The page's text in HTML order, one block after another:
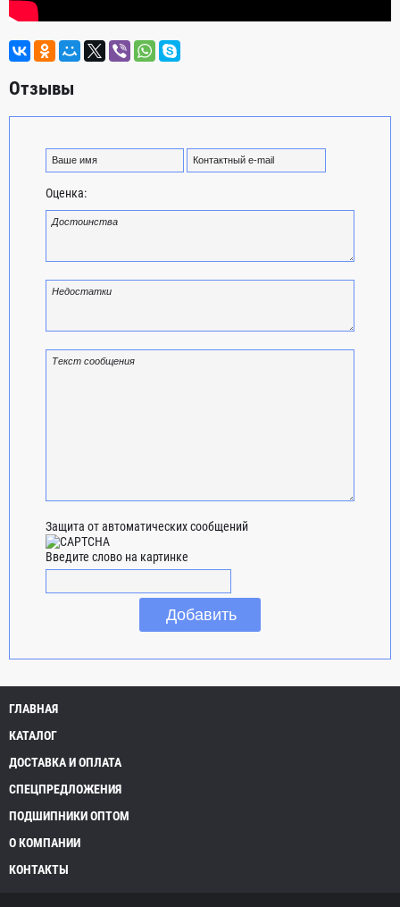
Отзывы
Оценка:
Защита от автоматических сообщений
Введите слово на картинке
ГЛАВНАЯ
КАТАЛОГ
ДОСТАВКА И ОПЛАТА
СПЕЦПРЕДЛОЖЕНИЯ
ПОДШИПНИКИ ОПТОМ
О КОМПАНИИ
КОНТАКТЫ